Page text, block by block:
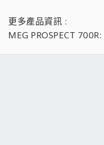
更多產品資訊 :
MEG PROSPECT 700R: